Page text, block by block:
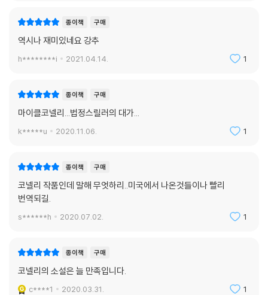
종이책 구매
역시나 재미있네요 강추
h********i 2021.04.14. 1
종이책 구매
마이클코넬리...법정스릴러의 대가...
k*****u 2020.11.06. 1
종이책 구매
코넬리 작품인데 말해 무엇하리..미국에서 나온것들이나 빨리
번역되길.
s******h 2020.07.02. 1
종이책 구매
코넬리의 소설은 늘 만족입니다.
c****1 2020.03.31. 1